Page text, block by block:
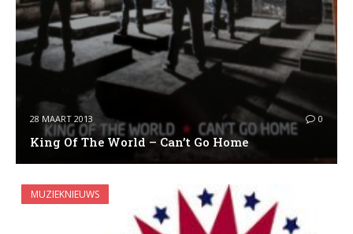
28 MAART 2013 0
King Of The World – Can’t Go Home
MUZIEKNIEUWS